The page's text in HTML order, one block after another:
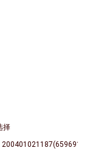
择
200401021187(659691-